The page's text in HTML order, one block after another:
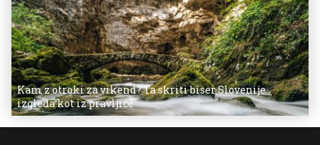
Kam z otroki za vikend? Ta skriti biser Slovenije
izgleda kot iz pravljice